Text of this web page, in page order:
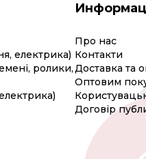
електрика)
ролики,
Про нас
Контакти
Доставка та
Оптовим
Договір